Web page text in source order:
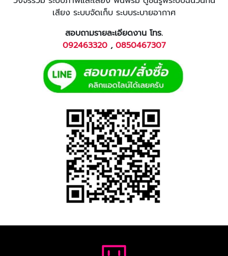
เสียง ระบบจัดเก็บ ระบบระบายอากาศ
สอบถามรายละเอียดงาน โทร.
092463320, 0850467307